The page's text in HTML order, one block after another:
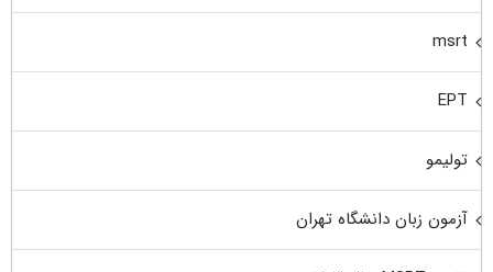
msrt
EPT
تولیمو
آزمون زبان دانشگاه تهران